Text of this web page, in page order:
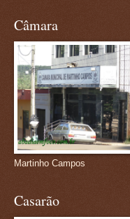
Câmara
Martinho Campos
Casarão